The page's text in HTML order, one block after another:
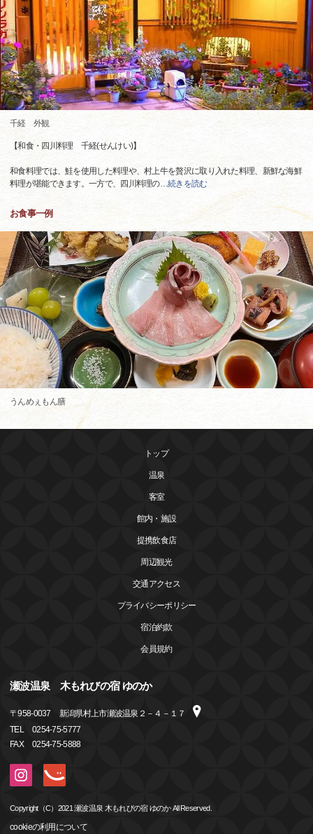
千経 外観
【和食・四川料理 千経(せんけい)】
和食料理では、鮭を使用した料理や、村上牛を贅沢に取り入れた料理、新鮮な海鮮
料理が堪能できます。一方で、四川料理の…続きを読む
お食事一例
うんめぇもん膳
トップ
温泉
客室
館内・施設
提携飲食店
周辺観光
交通アクセス
プライバシーポリシー
宿泊約款
会員規約
瀬波温泉 木もれびの宿 ゆのか
〒958-0037
新潟県村上市瀬波温泉２－４－１７
TEL
0254-75-5777
FAX
0254-75-5888
Copyright（C）2021 瀬波温泉 木もれびの宿 ゆのか All Reserved.
cookieの利用について